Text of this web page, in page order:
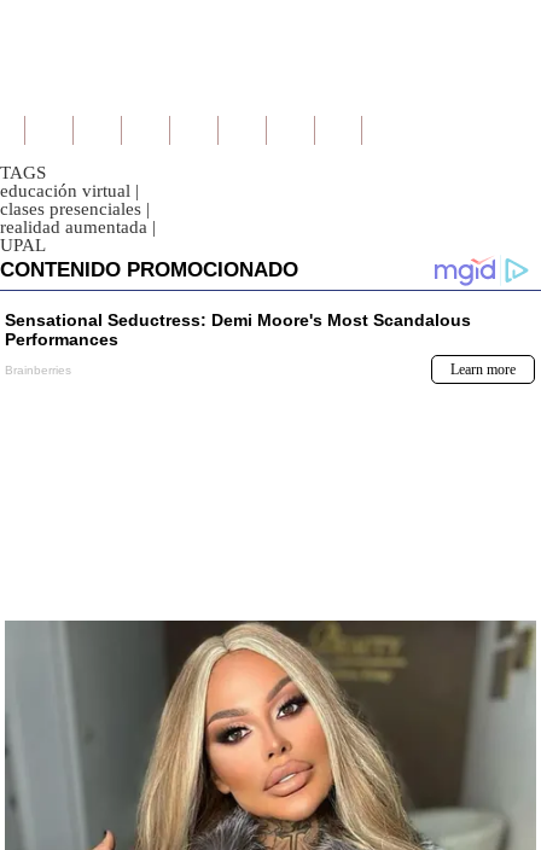
TAGS
educación virtual |
clases presenciales |
realidad aumentada |
UPAL